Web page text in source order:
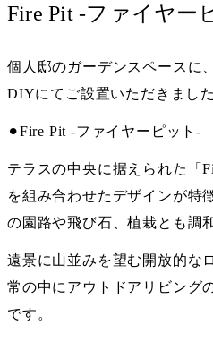
Fire Pit -ファイヤー
個人邸のガーデンスペースに
DIYにてご設置いただきました
⚫︎Fire Pit -ファイヤーピット-
テラスの中央に据えられた 「
を組み合わせたデザインが特
の園路や飛び石、植栽とも調
遠景に山並みを望む開放的な
常の中にアウトドアリビング
です。